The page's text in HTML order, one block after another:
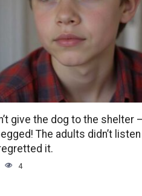
give the dog to the shelter
The adults didn’t
it.
4